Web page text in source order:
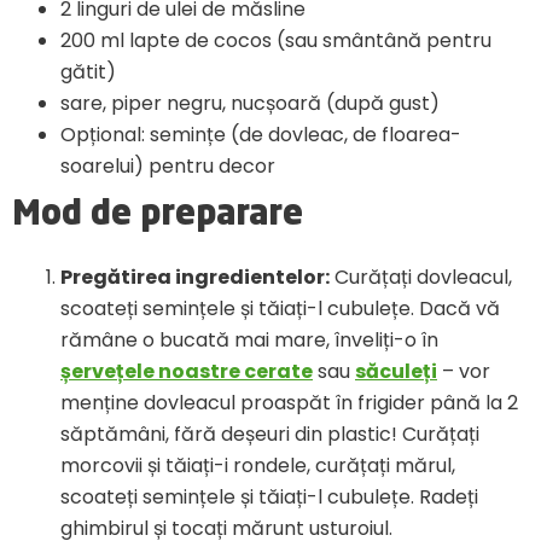
2 linguri de ulei de măsline
200 ml lapte de cocos (sau smântână pentru
gătit)
sare, piper negru, nucșoară (după gust)
Opțional: semințe (de dovleac, de floarea-
soarelui) pentru decor
Mod de preparare
Pregătirea ingredientelor:Curățați dovleacul,
scoateți semințele și tăiați-l cubulețe. Dacă vă
rămâne o bucată mai mare, înveliți-o în
șervețele noastre ceratesausăculeți – vor
menține dovleacul proaspăt în frigider până la 2
săptămâni, fără deșeuri din plastic! Curățați
morcovii și tăiați-i rondele, curățați mărul,
scoateți semințele și tăiați-l cubulețe. Radeți
ghimbirul și tocați mărunt usturoiul.